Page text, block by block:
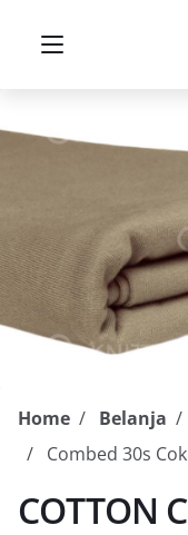
Home Belanja
Combed 30s
COTTON